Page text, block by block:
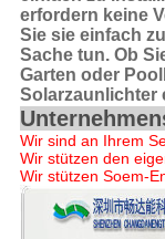
erfordern keine
Sie sie einfach
Sache tun. Ob
Garten oder
Solarzaunlichter
Wir sind an Ihrem
Wir stützen den
Wir stützen Soem-